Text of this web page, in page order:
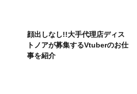
顔出しなし!!大手代理店ディス
トノアが募集するVtuberのお仕
事を紹介